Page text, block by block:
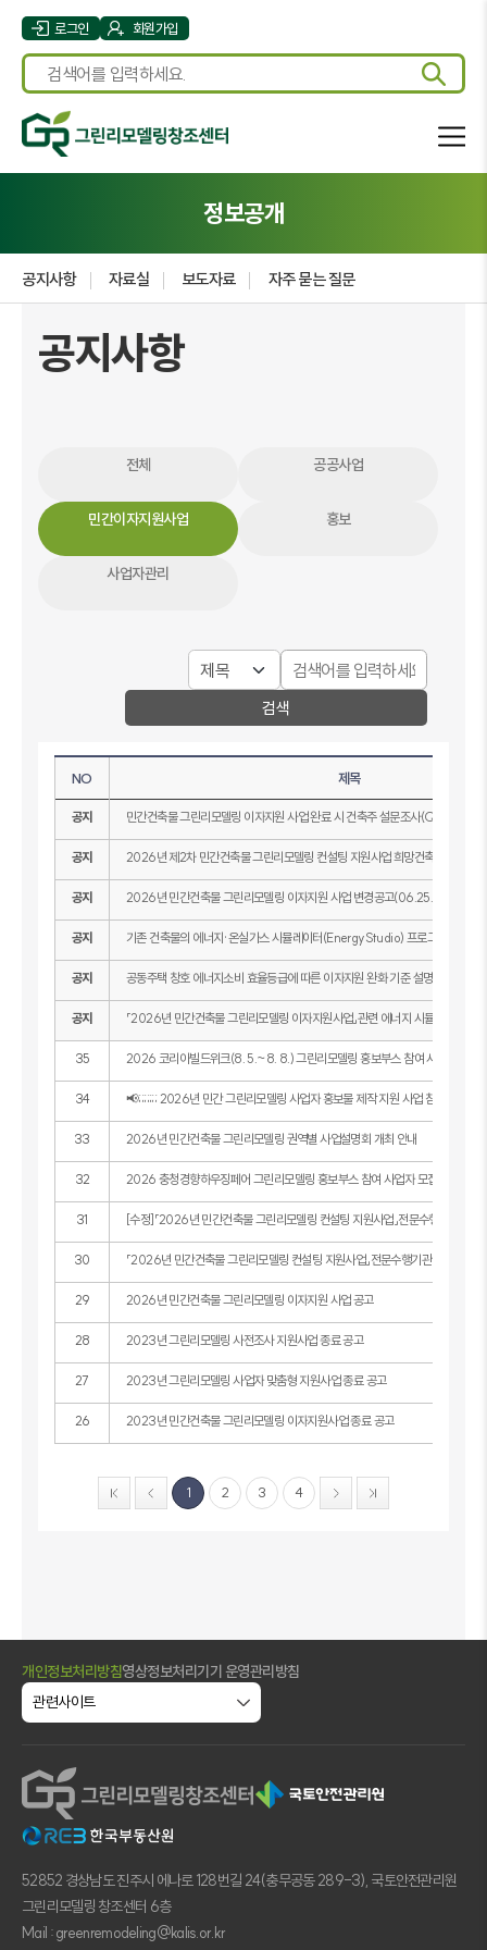
로그인 회원가입
정보공개
공지사항 자료실 보도자료 자주 묻는 질문
공지사항
전체 공공사업
민간이자지원사업 홍보
사업자관리
검색
NO 제목
공지 민간건축물 그린리모델링 이자지원 사업 완료 시 건축주 설문조사(QR) 협조 요
공지 2026년 제2차 민간건축물 그린리모델링 컨설팅 지원사업 희망건축물 모집 공
공지 2026년 민간건축물 그린리모델링 이자지원 사업 변경공고(06.25.)
공지 기존 건축물의 에너지·온실가스 시뮬레이터(EnergyStudio) 프로그램 수정 공
공지 공동주택 창호 에너지소비 효율등급에 따른 이자지원 완화 기준 설명서
공지 「2026년 민간건축물 그린리모델링 이자지원사업」관련 에너지 시뮬레이션 안내
35 2026 코리아빌드위크(8. 5.~8. 8.) 그린리모델링 홍보부스 참여 사업자 모집
34 📢;;;;;;; 2026년 민간 그린리모델링 사업자 홍보물 제작 지원 사업 참여자 모집
33 2026년 민간건축물 그린리모델링 권역별 사업설명회 개최 안내
32 2026 충청경향하우징페어 그린리모델링 홍보부스 참여 사업자 모집
31 [수정]「2026년 민간건축물 그린리모델링 컨설팅 지원사업」전문수행기관 모집
30 「2026년 민간건축물 그린리모델링 컨설팅 지원사업」전문수행기관 모집 공고
29 2026년 민간건축물 그린리모델링 이자지원 사업 공고
28 2023년 그린리모델링 사전조사 지원사업 종료 공고
27 2023년 그린리모델링 사업자 맞춤형 지원사업 종료 공고
26 2023년 민간건축물 그린리모델링 이자지원사업 종료 공고
1 2 3 4
개인정보처리방침영상정보처리기기 운영관리방침
52852 경상남도 진주시 에나로 128번길 24(충무공동 289-3), 국토안전관리원
그린리모델링 창조센터 6층
Mail : greenremodeling@kalis.or.kr